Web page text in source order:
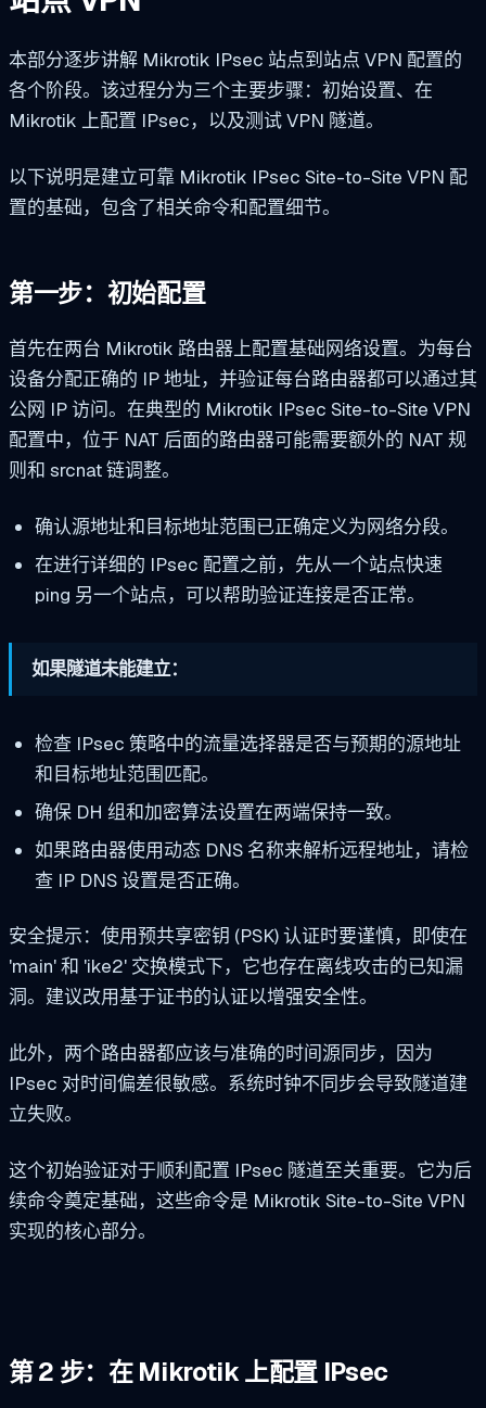
本部分逐步讲解 Mikrotik IPsec 站点到站点 VPN 配置的
各个阶段。该过程分为三个主要步骤：初始设置、在
Mikrotik 上配置 IPsec，以及测试 VPN 隧道。
以下说明是建立可靠 Mikrotik IPsec Site-to-Site VPN 配
置的基础，包含了相关命令和配置细节。
第一步：初始配置
首先在两台 Mikrotik 路由器上配置基础网络设置。为每台
设备分配正确的 IP 地址，并验证每台路由器都可以通过其
公网 IP 访问。在典型的 Mikrotik IPsec Site-to-Site VPN
配置中，位于 NAT 后面的路由器可能需要额外的 NAT 规
则和 srcnat 链调整。
确认源地址和目标地址范围已正确定义为网络分段。
在进行详细的 IPsec 配置之前，先从一个站点快速
ping 另一个站点，可以帮助验证连接是否正常。
如果隧道未能建立：
检查 IPsec 策略中的流量选择器是否与预期的源地址
和目标地址范围匹配。
确保 DH 组和加密算法设置在两端保持一致。
如果路由器使用动态 DNS 名称来解析远程地址，请检
查 IP DNS 设置是否正确。
安全提示：使用预共享密钥 (PSK) 认证时要谨慎，即使在
'main' 和 'ike2' 交换模式下，它也存在离线攻击的已知漏
洞。建议改用基于证书的认证以增强安全性。
此外，两个路由器都应该与准确的时间源同步，因为
IPsec 对时间偏差很敏感。系统时钟不同步会导致隧道建
立失败。
这个初始验证对于顺利配置 IPsec 隧道至关重要。它为后
续命令奠定基础，这些命令是 Mikrotik Site-to-Site VPN
实现的核心部分。
第 2 步：在 Mikrotik 上配置 IPsec